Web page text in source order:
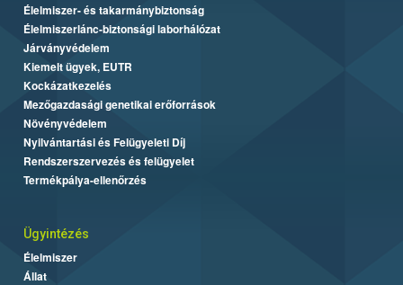
Élelmiszer- és takarmánybiztonság
Élelmiszerlánc-biztonsági laborhálózat
Járványvédelem
Kiemelt ügyek, EUTR
Kockázatkezelés
Mezőgazdasági genetikai erőforrások
Növényvédelem
Nyilvántartási és Felügyeleti Díj
Rendszerszervezés és felügyelet
Termékpálya-ellenőrzés
Ügyintézés
Élelmiszer
Állat